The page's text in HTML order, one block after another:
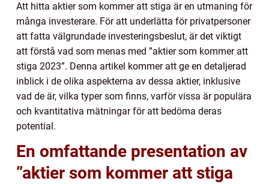
Att hitta aktier som kommer att stiga är en utmaning för
många investerare. För att underlätta för privatpersoner
att fatta välgrundade investeringsbeslut, är det viktigt
att förstå vad som menas med ”aktier som kommer att
stiga 2023”. Denna artikel kommer att ge en detaljerad
inblick i de olika aspekterna av dessa aktier, inklusive
vad de är, vilka typer som finns, varför vissa är populära
och kvantitativa mätningar för att bedöma deras
potential.
En omfattande presentation av
”aktier som kommer att stiga